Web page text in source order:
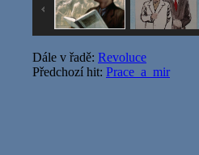
Dále v řadě: Revoluce
Předchozí hit: Prace_a_mir